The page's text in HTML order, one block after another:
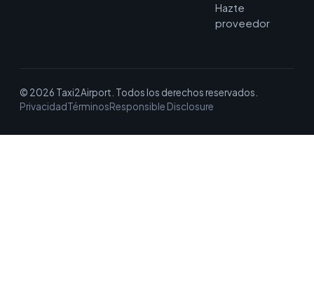
Hazte
proveedor
© 2026 Taxi2Airport. Todos los derechos reservados.
PrivacidadTérminosResponsible Disclosure